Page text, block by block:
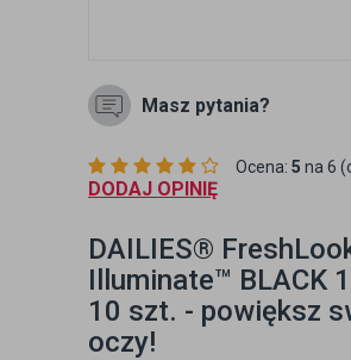
Masz pytania?
Ocena: 5 na 6
DODAJ OPINIĘ
DAILIES®
Illuminate™ BLACK
10 szt. - powiększ
oczy!